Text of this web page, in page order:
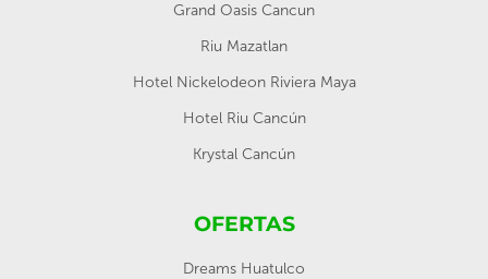
Grand Oasis Cancun
Riu Mazatlan
Hotel Nickelodeon Riviera Maya
Hotel Riu Cancún
Krystal Cancún
OFERTAS
Dreams Huatulco